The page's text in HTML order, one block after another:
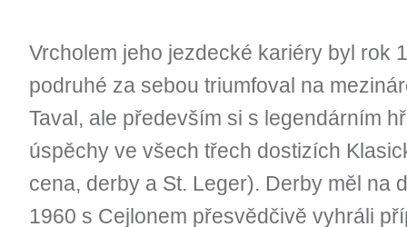
Vrcholem jeho jezdecké kariéry byl rok
podruhé za sebou triumfoval na
Taval, ale především si s legendárním
úspěchy ve všech třech dostizích
cena, derby a St. Leger). Derby měl na
1960 s Cejlonem přesvědčivě vyhráli